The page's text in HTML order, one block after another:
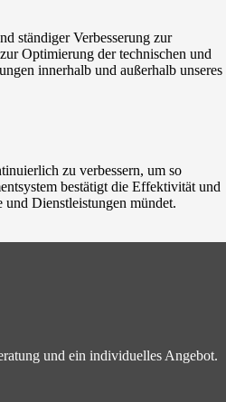
ständiger Verbesserung zur
Optimierung der technischen und
innerhalb und außerhalb unseres
zu verbessern, um so
bestätigt die Effektivität und
und Dienstleistungen mündet.
und ein individuelles Angebot.